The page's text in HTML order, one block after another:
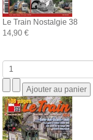
Le Train Nostalgie 38
14,90 €